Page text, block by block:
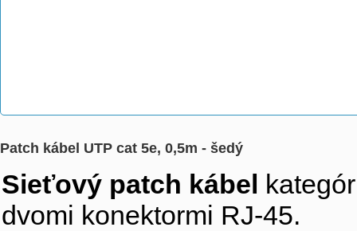
Patch kábel UTP cat 5e, 0,5m - šedý
Sieťový patch kábel
dvomi konektormi RJ-45.